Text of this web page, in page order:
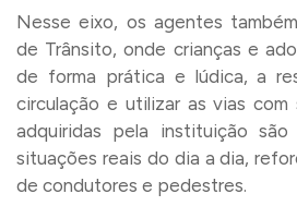
Nesse eixo, os agentes
de Trânsito, onde crianças e
de forma prática e lúdica, a
circulação e utilizar as vias com
adquiridas pela instituição são
situações reais do dia a dia,
de condutores e pedestres.